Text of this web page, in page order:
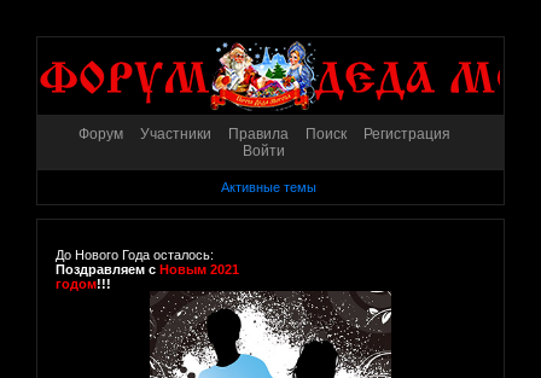
Форум Участники Правила Поиск
Регистрация
Войти
Активные темы
До Нового Года осталось:
Поздравляем с Новым 2021
годом!!!